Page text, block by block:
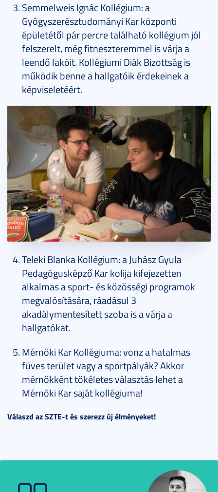
Semmelweis Ignác Kollégium: a
Gyógyszerésztudományi Kar központi
épületétől pár percre található kollégium jól
felszerelt, még fitneszteremmel is várja a
leendő lakóit. Kollégiumi Diák Bizottság is
működik benne a hallgatóik érdekeinek a
képviseletéért.
Teleki Blanka Kollégium: a Juhász Gyula
Pedagógusképző Kar kolija kifejezetten
alkalmas a sport- és közösségi programok
megvalósítására, ráadásul 3
akadálymentesített szoba is a várja a
hallgatókat.
Mérnöki Kar Kollégiuma: vonz a hatalmas
füves terület vagy a sportpályák? Akkor
mérnökként tökéletes választás lehet a
Mérnöki Kar saját kollégiuma!
Válaszd az SZTE-t és szerezz új élményeket!